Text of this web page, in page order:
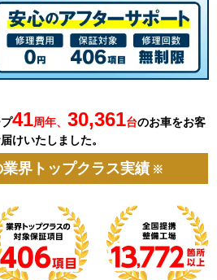
41周年、 30,361台のお車をお客
けいたしました。
界トップクラス実績 ※